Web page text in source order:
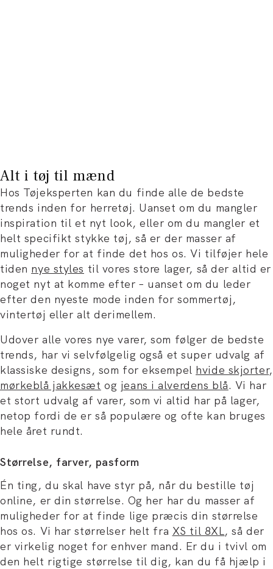
Alt i tøj til mænd
Hos Tøjeksperten kan du finde alle de bedste
trends inden for herretøj. Uanset om du mangler
inspiration til et nyt look, eller om du mangler et
helt specifikt stykke tøj, så er der masser af
muligheder for at finde det hos os. Vi tilføjer hele
tiden nye styles til vores store lager, så der altid er
noget nyt at komme efter – uanset om du leder
efter den nyeste mode inden for sommertøj,
vintertøj eller alt derimellem.
Udover alle vores nye varer, som følger de bedste
trends, har vi selvfølgelig også et super udvalg af
klassiske designs, som for eksempel hvide skjorter,
mørkeblå jakkesæt og jeans i alverdens blå. Vi har
et stort udvalg af varer, som vi altid har på lager,
netop fordi de er så populære og ofte kan bruges
hele året rundt.
Størrelse, farver, pasform
Én ting, du skal have styr på, når du bestille tøj
online, er din størrelse. Og her har du masser af
muligheder for at finde lige præcis din størrelse
hos os. Vi har størrelser helt fra XS til 8XL, så der
er virkelig noget for enhver mand. Er du i tvivl om
den helt rigtige størrelse til dig, kan du få hjælp i